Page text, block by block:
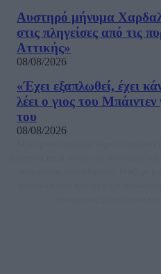
Αυστηρό μήνυμα
στις πληγείσες από τις
Αττικής»
08/08/2026
«Έχει εξαπλωθεί, έχει
λέει ο γιος του
του
08/08/2026